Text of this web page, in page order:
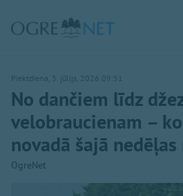
Piektdiena, 3. jūlijs, 2026 09:51
No dančiem līdz
velobraucienam –
novadā šajā
OgreNet